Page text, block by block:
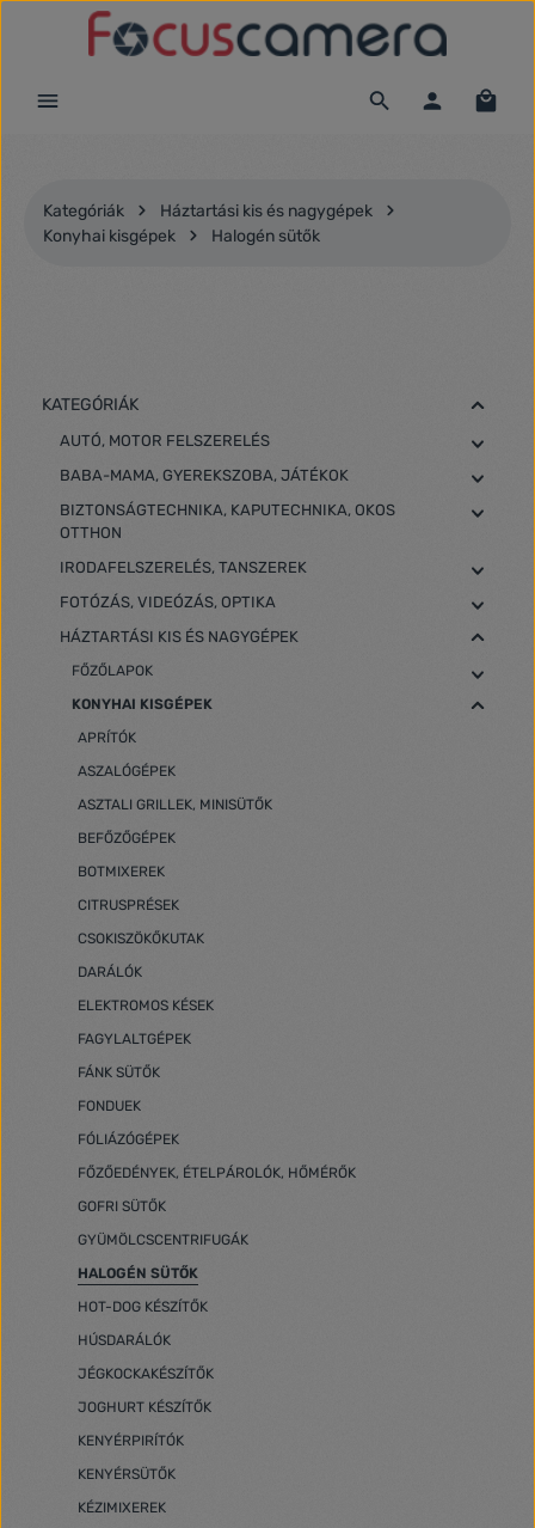
Ugrás a fő tartalomra
Kategóriák
Háztartási kis és nagygépek
Konyhai kisgépek
Halogén sütők
KATEGÓRIÁK
AUTÓ, MOTOR FELSZERELÉS
BABA-MAMA, GYEREKSZOBA, JÁTÉKOK
BIZTONSÁGTECHNIKA, KAPUTECHNIKA, OKOS
OTTHON
IRODAFELSZERELÉS, TANSZEREK
FOTÓZÁS, VIDEÓZÁS, OPTIKA
HÁZTARTÁSI KIS ÉS NAGYGÉPEK
FŐZŐLAPOK
KONYHAI KISGÉPEK
APRÍTÓK
ASZALÓGÉPEK
ASZTALI GRILLEK, MINISÜTŐK
BEFŐZŐGÉPEK
BOTMIXEREK
CITRUSPRÉSEK
CSOKISZÖKŐKUTAK
DARÁLÓK
ELEKTROMOS KÉSEK
FAGYLALTGÉPEK
FÁNK SÜTŐK
FONDUEK
FÓLIÁZÓGÉPEK
FŐZŐEDÉNYEK, ÉTELPÁROLÓK, HŐMÉRŐK
GOFRI SÜTŐK
GYÜMÖLCSCENTRIFUGÁK
HALOGÉN SÜTŐK
HOT-DOG KÉSZÍTŐK
HÚSDARÁLÓK
JÉGKOCKAKÉSZÍTŐK
JOGHURT KÉSZÍTŐK
KENYÉRPIRÍTÓK
KENYÉRSÜTŐK
KÉZIMIXEREK